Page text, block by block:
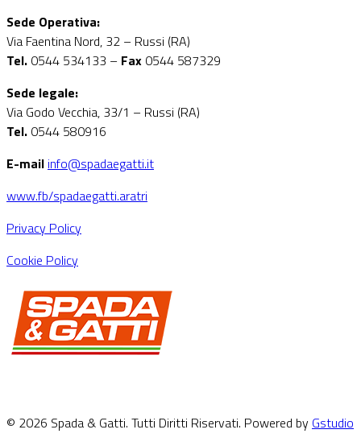
Sede Operativa:
Via Faentina Nord, 32 – Russi (RA)
Tel. 0544 534133 – Fax 0544 587329
Sede legale:
Via Godo Vecchia, 33/1 – Russi (RA)
Tel. 0544 580916
E-mail info@spadaegatti.it
www.fb/spadaegatti.aratri
Privacy Policy
Cookie Policy
© 2026 Spada & Gatti. Tutti Diritti Riservati. Powered by Gstudio